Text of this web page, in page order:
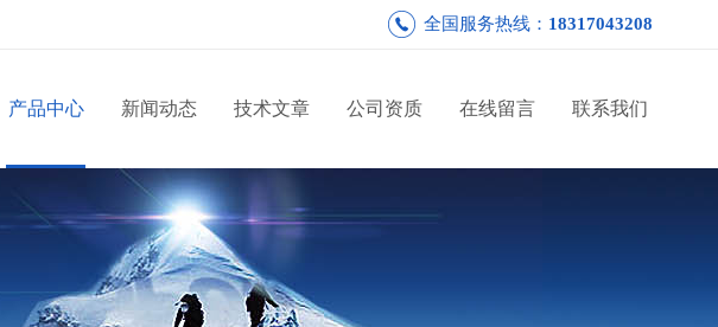
全国服务热线： 18317043208
产品中心 新闻动态 技术文章 公司资质 在线留言 联系我们